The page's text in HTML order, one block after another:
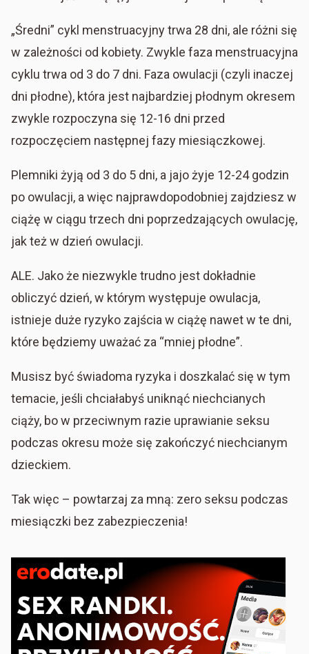
„Średni” cykl menstruacyjny trwa 28 dni, ale różni się
w zależności od kobiety. Zwykle faza menstruacyjna
cyklu trwa od 3 do 7 dni. Faza owulacji (czyli inaczej
dni płodne), która jest najbardziej płodnym okresem
zwykle rozpoczyna się 12-16 dni przed
rozpoczęciem następnej fazy miesiączkowej.
Plemniki żyją od 3 do 5 dni, a jajo żyje 12-24 godzin
po owulacji, a więc najprawdopodobniej zajdziesz w
ciążę w ciągu trzech dni poprzedzających owulację,
jak też w dzień owulacji.
ALE. Jako że niezwykle trudno jest dokładnie
obliczyć dzień, w którym występuje owulacja,
istnieje duże ryzyko zajścia w ciążę nawet w te dni,
które będziemy uważać za “mniej płodne”.
Musisz być świadoma ryzyka i doszkalać się w tym
temacie, jeśli chciałabyś uniknąć niechcianych
ciąży, bo w przeciwnym razie uprawianie seksu
podczas okresu może się zakończyć niechcianym
dzieckiem.
Tak więc – powtarzaj za mną: zero seksu podczas
miesiączki bez zabezpieczenia!